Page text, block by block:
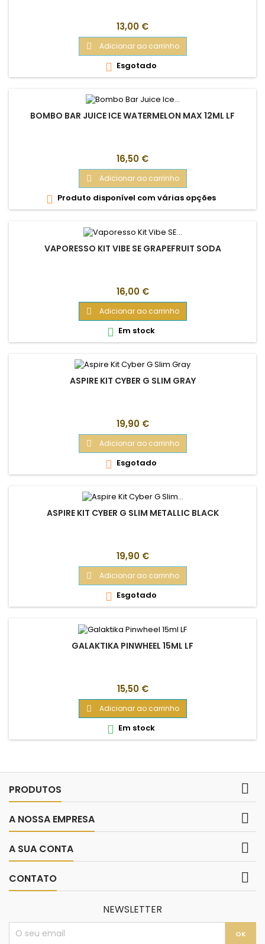
Preço
13,00 €
 Adicionar ao carrinho
 Esgotado
BOMBO BAR JUICE ICE WATERMELON MAX 12ML LF
Preço
16,50 €
 Adicionar ao carrinho
 Produto disponível com várias opções
VAPORESSO KIT VIBE SE GRAPEFRUIT SODA
Preço
16,00 €
 Adicionar ao carrinho
 Em stock
ASPIRE KIT CYBER G SLIM GRAY
Preço
19,90 €
 Adicionar ao carrinho
 Esgotado
ASPIRE KIT CYBER G SLIM METALLIC BLACK
Preço
19,90 €
 Adicionar ao carrinho
 Esgotado
GALAKTIKA PINWHEEL 15ML LF
Preço
15,50 €
 Adicionar ao carrinho
 Em stock
PRODUTOS 
A NOSSA EMPRESA 
A SUA CONTA 
CONTATO 
NEWSLETTER